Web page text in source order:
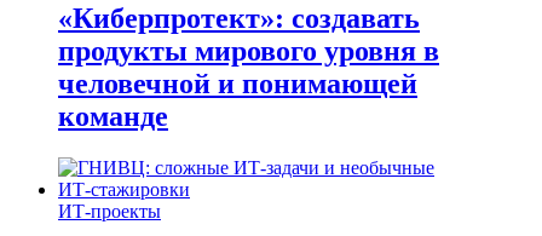
«Киберпротект»: создавать
продукты мирового уровня в
человечной и понимающей
команде
ИТ-проекты